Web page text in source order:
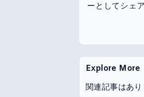
ーとしてシェ
Explore More
関連記事はあり